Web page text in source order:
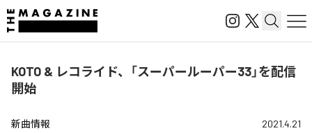
KOTO & レコライド、「スーパールーパー33」を配信
開始
新曲情報 2021.4.21